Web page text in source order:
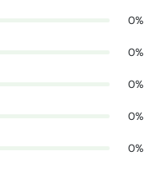
0%
0%
0%
0%
0%